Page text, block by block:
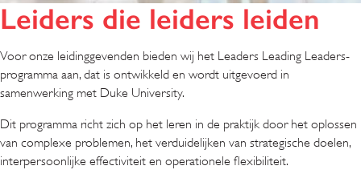
Leiders die leiders leiden
Voor onze leidinggevenden bieden wij het Leaders Leading Leaders-
programma aan, dat is ontwikkeld en wordt uitgevoerd in
samenwerking met Duke University.
Dit programma richt zich op het leren in de praktijk door het oplossen
van complexe problemen, het verduidelijken van strategische doelen,
interpersoonlijke effectiviteit en operationele flexibiliteit.